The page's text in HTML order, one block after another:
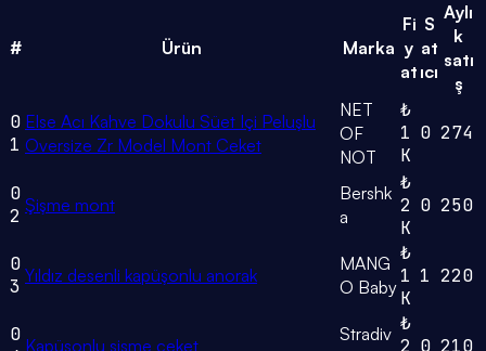
# Ürün Marka
Fi
y
at
S
at
ıcı
Aylı
k
satı
ş
0
1
Else Acı Kahve Dokulu Süet Içi Peluşlu
Oversize Zr Model Mont Ceket
NET
OF
NOT
₺
1
K
0 274
0
2 Şişme mont
Bershk
a
₺
2
K
0 250
0
3 Yıldız desenli kapüşonlu anorak
MANG
O Baby
₺
1
K
1 220
0 Kapüşonlu şişme ceket
Stradiv ₺